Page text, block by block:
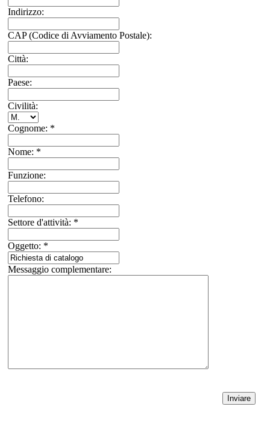
Indirizzo:
CAP (Codice di Avviamento Postale):
Città:
Paese:
Civilità:
Cognome: *
Nome: *
Funzione:
Telefono:
Settore d'attività: *
Oggetto: *
Messaggio complementare: